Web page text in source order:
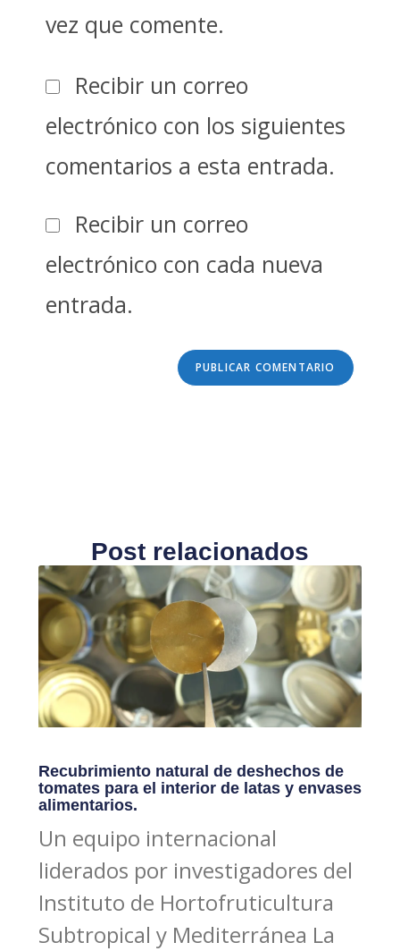
vez que comente.
Recibir un correo
electrónico con los siguientes
comentarios a esta entrada.
Recibir un correo
electrónico con cada nueva
entrada.
Post relacionados
Recubrimiento natural de deshechos de
tomates para el interior de latas y envases
alimentarios.
Un equipo internacional
liderados por investigadores del
Instituto de Hortofruticultura
Subtropical y Mediterránea La